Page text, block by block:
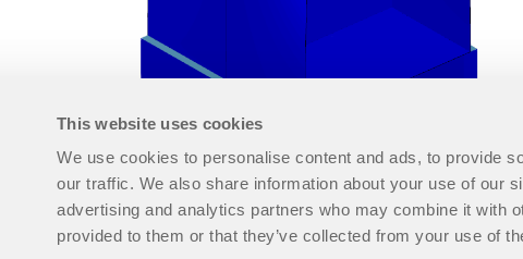
This website uses cookies
We use cookies to personalise content and ads, to provide
our traffic. We also share information about your use of our
advertising and analytics partners who may combine it with
provided to them or that they’ve collected from your use of